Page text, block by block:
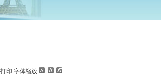
打印 字体缩放